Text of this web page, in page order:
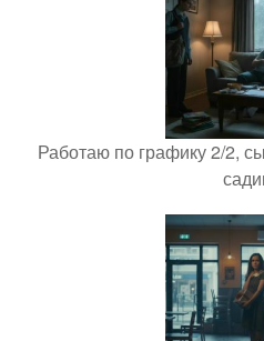
Работаю по графику 2/2,